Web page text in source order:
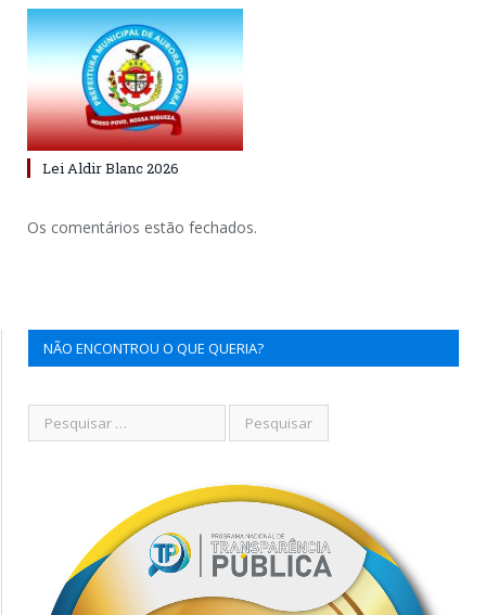
Lei Aldir Blanc 2026
Os comentários estão fechados.
NÃO ENCONTROU O QUE QUERIA?